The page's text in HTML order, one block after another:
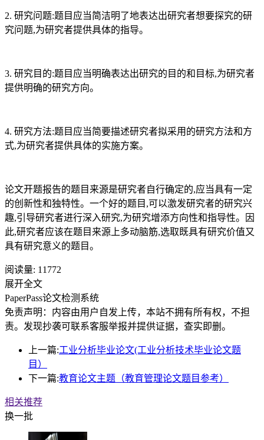
2. 研究问题:题目应当简洁明了地表达出研究者想要探究的研
究问题,为研究者提供具体的指导。
3. 研究目的:题目应当明确表达出研究的目的和目标,为研究者
提供明确的研究方向。
4. 研究方法:题目应当简要描述研究者拟采用的研究方法和方
式,为研究者提供具体的实施方案。
论文开题报告的题目来源是研究者自行确定的,应当具有一定
的创新性和独特性。一个好的题目,可以激发研究者的研究兴
趣,引导研究者进行深入研究,为研究增添方向性和指导性。因
此,研究者应该在题目来源上多动脑筋,选取既具有研究价值又
具有研究意义的题目。
阅读量: 11772
展开全文
PaperPass论文检测系统
免责声明：内容由用户自发上传，本站不拥有所有权，不担
责。发现抄袭可联系客服举报并提供证据，查实即删。
上一篇:工业分析毕业论文(工业分析技术毕业论文题
目）
下一篇:教育论文主题（教育管理论文题目参考）
相关推荐
换一批